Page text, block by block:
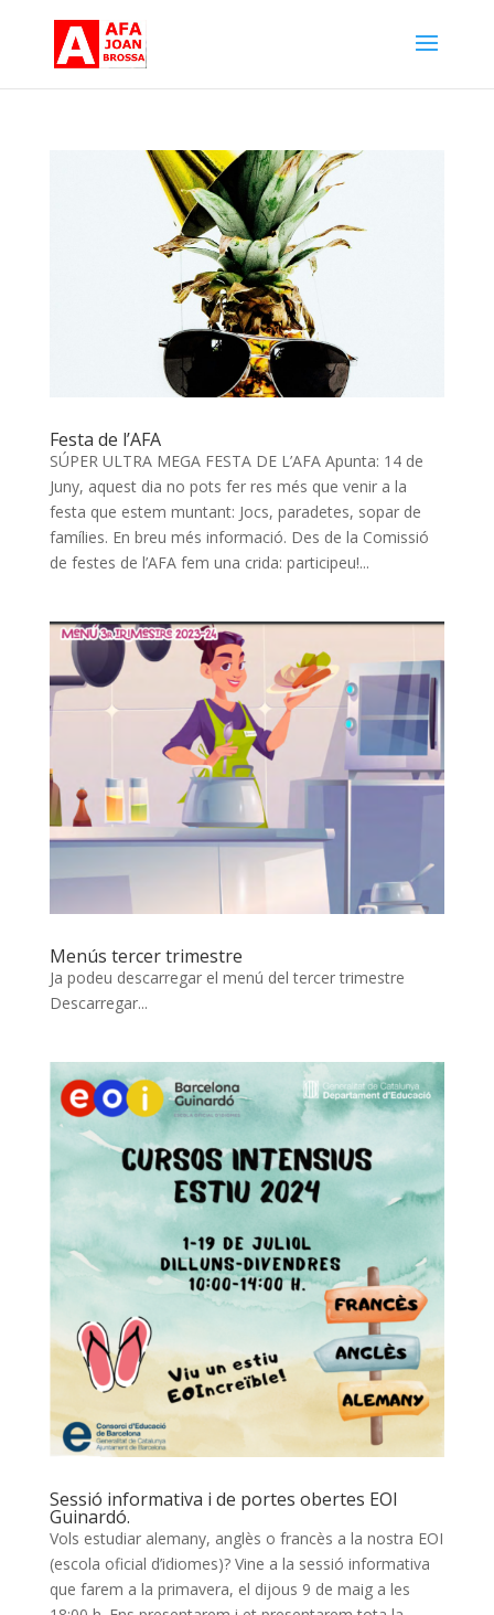
Festa de l’AFA
SÚPER ULTRA MEGA FESTA DE L’AFA Apunta: 14 de
Juny, aquest dia no pots fer res més que venir a la
festa que estem muntant: Jocs, paradetes, sopar de
famílies. En breu més informació. Des de la Comissió
de festes de l’AFA fem una crida: participeu!...
Menús tercer trimestre
Ja podeu descarregar el menú del tercer trimestre
Descarregar...
Sessió informativa i de portes obertes EOI
Guinardó.
Vols estudiar alemany, anglès o francès a la nostra EOI
(escola oficial d’idiomes)? Vine a la sessió informativa
que farem a la primavera, el dijous 9 de maig a les